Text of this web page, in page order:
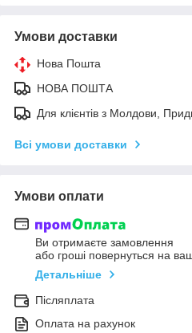
Умови доставки
Нова Пошта
НОВА ПОШТА
Для клієнтів з Молдови,
Всі умови доставки
Умови оплати
Ви отримаєте замовлення
або гроші повернуться на
Детальніше
Післяплата
Оплата на рахунок